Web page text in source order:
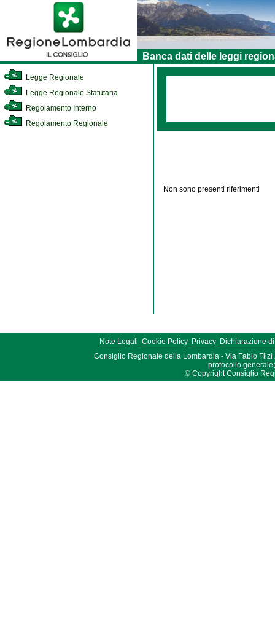
Banca dati delle leggi
Legge Regionale
Legge Regionale Statutaria
Regolamento Interno
Regolamento Regionale
Non sono presenti riferimenti
Note Legali Cookie Policy Privacy
Dichiarazione
Consiglio Regionale della Lombardia - Via Fabio Filzi
© Copyright Consiglio